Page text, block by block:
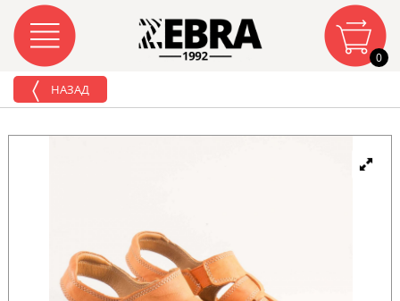
0
НАЗАД